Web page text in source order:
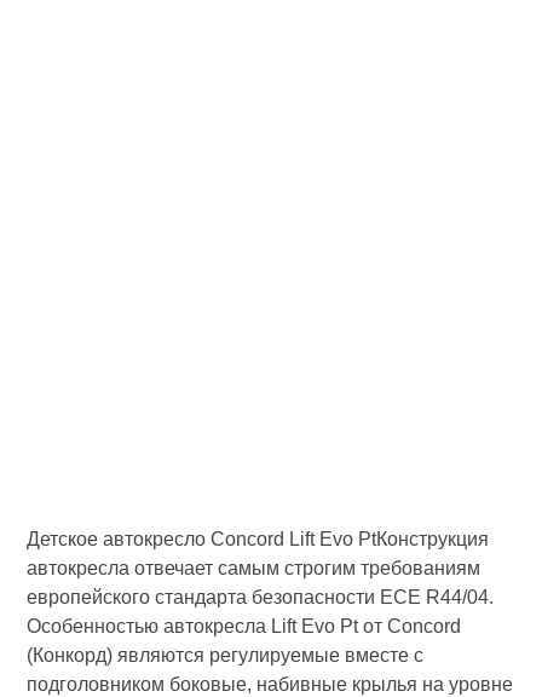
Детское автокресло Concord Lift Evo PtКонструкция
автокресла отвечает самым строгим требованиям
европейского стандарта безопасности ECE R44/04.
Особенностью автокресла Lift Evo Pt от Concord
(Конкорд) являются регулируемые вместе с
подголовником боковые, набивные крылья на уровне